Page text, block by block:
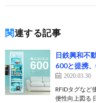
関連する記事
日鉄興和不
600と提携
2020.03.30
RFIDタグなど
便性向上図る